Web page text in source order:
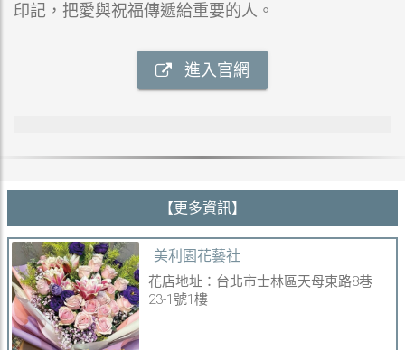
印記，把愛與祝福傳遞給重要的人。
進入官網
【更多資訊】
美利園花藝社
花店地址：台北市士林區天母東路8巷
23-1號1樓